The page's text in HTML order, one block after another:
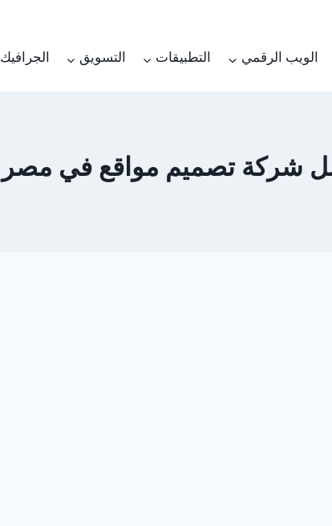
الويب الرقمي التطبيقات التسويق الجرافيك
شركة تصميم مواقع في مصر